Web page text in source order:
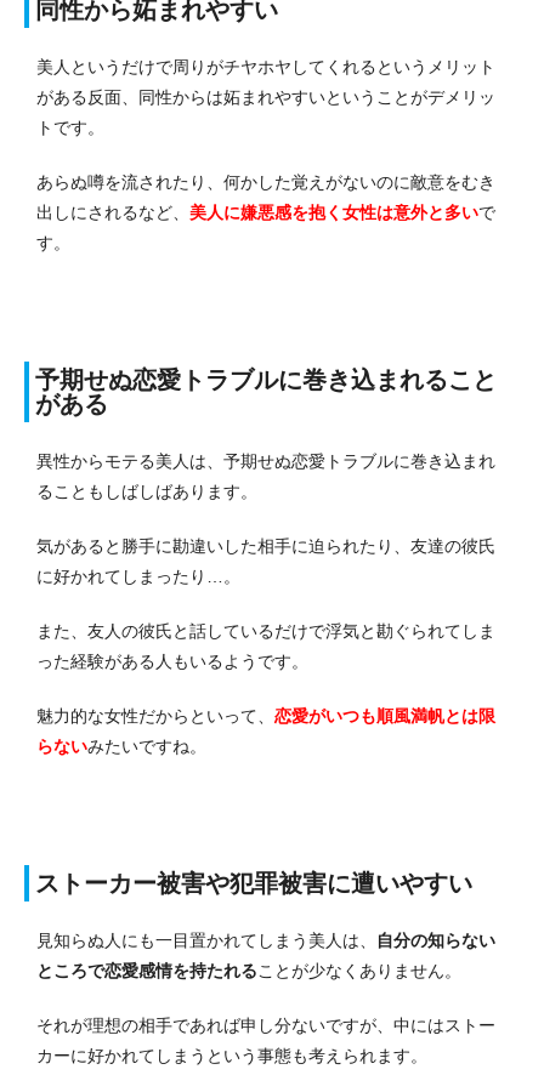
同性から妬まれやすい
美人というだけで周りがチヤホヤしてくれるというメリット
がある反面、同性からは妬まれやすいということがデメリッ
トです。
あらぬ噂を流されたり、何かした覚えがないのに敵意をむき
出しにされるなど、 美人に嫌悪感を抱く女性は意外と多いで
す。
予期せぬ恋愛トラブルに巻き込まれること
がある
異性からモテる美人は、予期せぬ恋愛トラブルに巻き込まれ
ることもしばしばあります。
気があると勝手に勘違いした相手に迫られたり、友達の彼氏
に好かれてしまったり…。
また、友人の彼氏と話しているだけで浮気と勘ぐられてしま
った経験がある人もいるようです。
魅力的な女性だからといって、 恋愛がいつも順風満帆とは限
らないみたいですね。
ストーカー被害や犯罪被害に遭いやすい
見知らぬ人にも一目置かれてしまう美人は、
自分の知らない
ところで恋愛感情を持たれることが少なくありません。
それが理想の相手であれば申し分ないですが、中にはストー
カーに好かれてしまうという事態も考えられます。